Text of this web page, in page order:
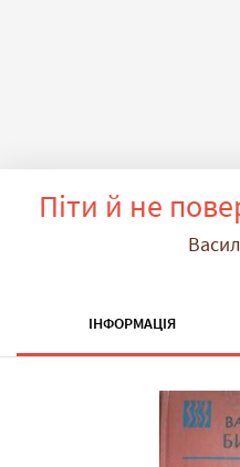
Піти й не
ІНФОРМАЦІЯ